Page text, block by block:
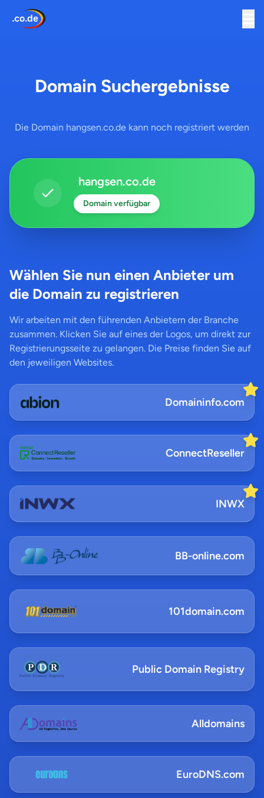
Domain Suchergebnisse
Die Domain hangsen.co.de kann noch registriert werden
hangsen.co.de
Domain verfügbar
Wählen Sie nun einen Anbieter um
die Domain zu registrieren
Wir arbeiten mit den führenden Anbietern der Branche
zusammen. Klicken Sie auf eines der Logos, um direkt zur
Registrierungsseite zu gelangen. Die Preise finden Sie auf
den jeweiligen Websites.
Domaininfo.com
ConnectReseller
INWX
BB-online.com
101domain.com
Public Domain Registry
Alldomains
EuroDNS.com